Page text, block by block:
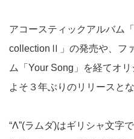
アコースティックアルバム
collectionⅡ」の発売や、フ
ム「Your Song」を経てオ
よそ３年ぶりのリリースとな
“Λ”(ラムダ)はギリシャ文字